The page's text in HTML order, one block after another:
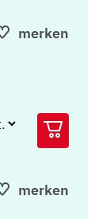
merken
merken